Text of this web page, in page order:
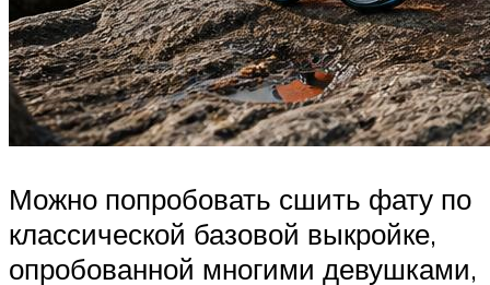
Можно попробовать сшить фату по
классической базовой выкройке,
опробованной многими девушками,